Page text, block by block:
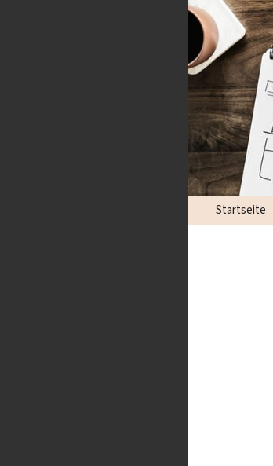
Startseite